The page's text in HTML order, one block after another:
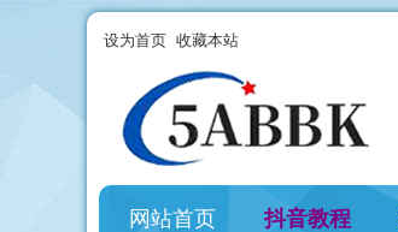
设为首页 收藏本站
网站首页 抖音教程